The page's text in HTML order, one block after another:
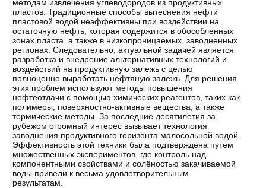
методам извлечения углеводородов из продуктивных
пластов. Традиционные способы вытеснения нефти
пластовой водой неэффективны при воздействии на
остаточную нефть, которая содержится в обособленных
зонах пласта, а также в низкопроницаемых, заводненных
регионах. Следовательно, актуальной задачей является
разработка и внедрение альтернативных технологий и
воздействий на продуктивную залежь с целью
полноценно выработать нефтяную залежь. Для решения
этих проблем используют методы повышения
нефтеотдачи с помощью химических реагентов, таких как
полимеры, поверхностно-активные вещества, а также
термические методы. За последние десятилетия за
рубежом огромный интерес вызывает технология
заводнения продуктивного горизонта малосольной водой.
Эффективность этой техники была подтверждена путем
множественных экспериментов, где контроль над
компонентными свойствами и солёностью закачиваемой
воды привели к весьма удовлетворительным
результатам.